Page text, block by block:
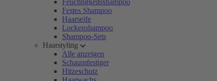
Feuchtigkeitsshampoo
Festes Shampoo
Haarseife
Lockenshampoo
Shampoo-Sets
Haarstyling
Alle anzeigen
Schaumfestiger
Hitzeschutz